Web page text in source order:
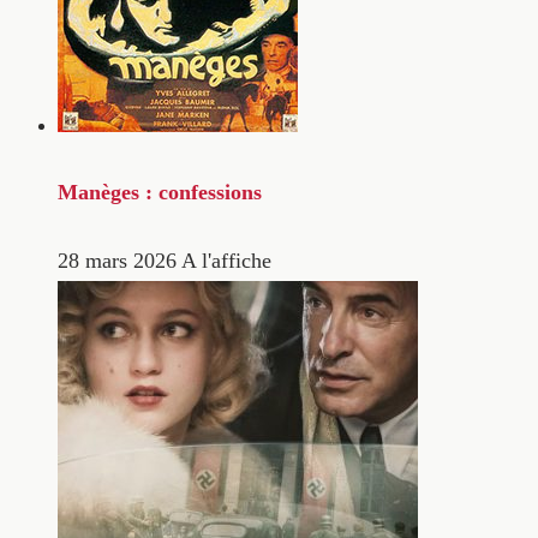
Manèges : confessions
28 mars 2026 A l'affiche